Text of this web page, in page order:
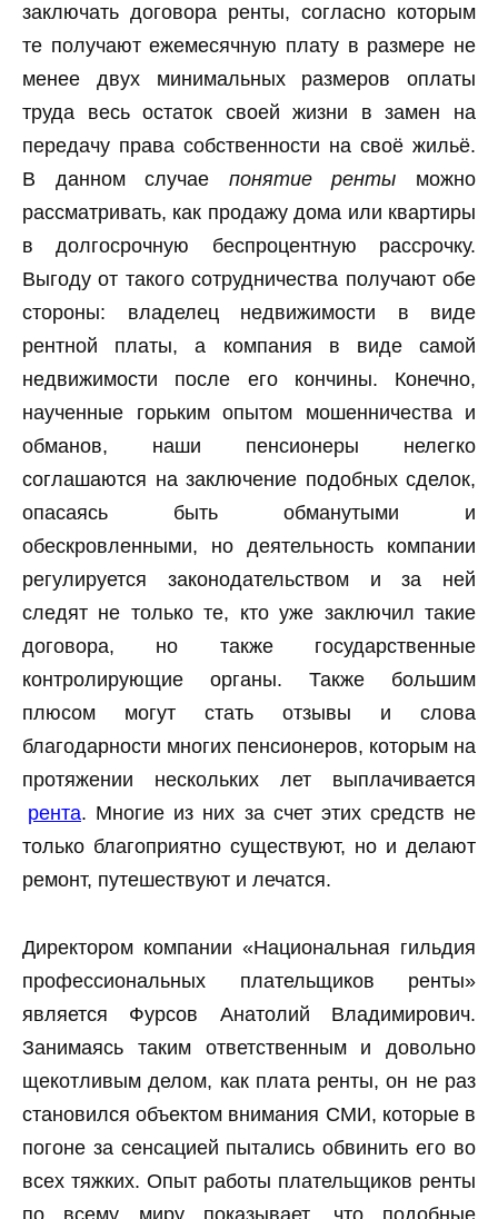
заключать договора ренты, согласно которым
те получают ежемесячную плату в размере не
менее двух минимальных размеров оплаты
труда весь остаток своей жизни в замен на
передачу права собственности на своё жильё.
В данном случае понятие ренты можно
рассматривать, как продажу дома или квартиры
в долгосрочную беспроцентную рассрочку.
Выгоду от такого сотрудничества получают обе
стороны: владелец недвижимости в виде
рентной платы, а компания в виде самой
недвижимости после его кончины. Конечно,
наученные горьким опытом мошенничества и
обманов, наши пенсионеры нелегко
соглашаются на заключение подобных сделок,
опасаясь быть обманутыми и
обескровленными, но деятельность компании
регулируется законодательством и за ней
следят не только те, кто уже заключил такие
договора, но также государственные
контролирующие органы. Также большим
плюсом могут стать отзывы и слова
благодарности многих пенсионеров, которым на
протяжении нескольких лет выплачивается
рента. Многие из них за счет этих средств не
только благоприятно существуют, но и делают
ремонт, путешествуют и лечатся.
Директором компании «Национальная гильдия
профессиональных плательщиков ренты»
является Фурсов Анатолий Владимирович.
Занимаясь таким ответственным и довольно
щекотливым делом, как плата ренты, он не раз
становился объектом внимания СМИ, которые в
погоне за сенсацией пытались обвинить его во
всех тяжких. Опыт работы плательщиков ренты
по всему миру показывает, что подобные